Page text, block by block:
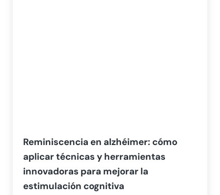
Reminiscencia en alzhéimer: cómo
aplicar técnicas y herramientas
innovadoras para mejorar la
estimulación cognitiva